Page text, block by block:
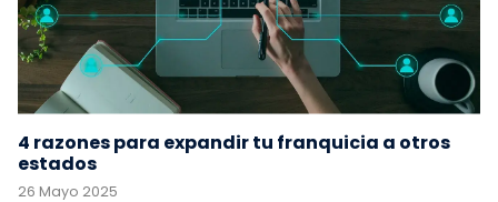
4 razones para expandir tu franquicia a otros
estados
26 Mayo 2025